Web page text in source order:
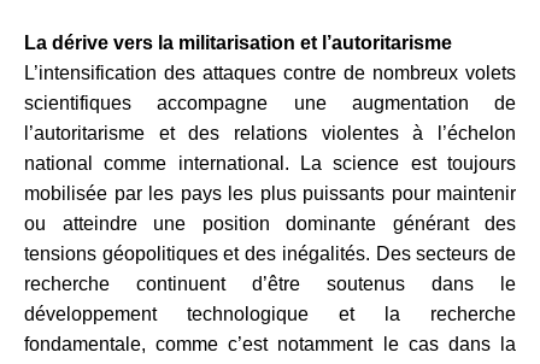
La dérive vers la militarisation et l’autoritarisme
L’intensification des attaques contre de nombreux volets
scientifiques accompagne une augmentation de
l’autoritarisme et des relations violentes à l’échelon
national comme international. La science est toujours
mobilisée par les pays les plus puissants pour maintenir
ou atteindre une position dominante générant des
tensions géopolitiques et des inégalités. Des secteurs de
recherche continuent d’être soutenus dans le
développement technologique et la recherche
fondamentale, comme c’est notamment le cas dans la